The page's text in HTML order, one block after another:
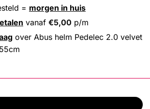
= morgen in huis
vanaf €5,00 p/m
over Abus helm Pedelec 2.0 velvet